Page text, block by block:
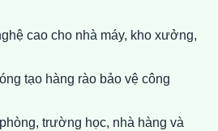
cao cho nhà máy, kho xưởng,
tạo hàng rào bảo vệ công
trường học, nhà hàng và